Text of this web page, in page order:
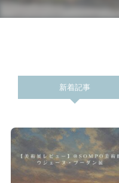
新着記事